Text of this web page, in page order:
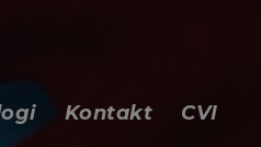
Kontakt CVI